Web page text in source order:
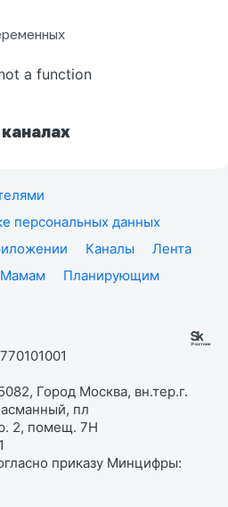
a function
персональных данных
Каналы
Лента
Мамам
Планирующим
Город Москва, вн.тер.г.
пл
2, помещ. 7Н
приказу Минцифры: